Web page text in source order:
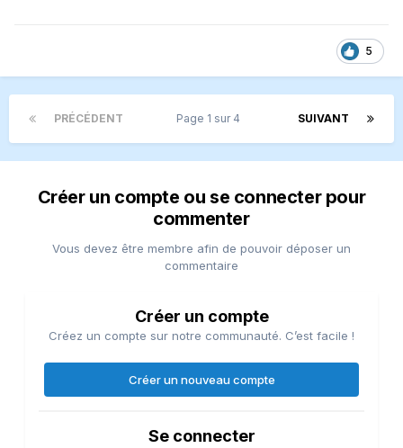
5
PRÉCÉDENT SUIVANT
Page 1 sur 4
Créer un compte ou se connecter pour
commenter
Vous devez être membre afin de pouvoir déposer un
commentaire
Créer un compte
Créez un compte sur notre communauté. C’est facile !
Créer un nouveau compte
Se connecter